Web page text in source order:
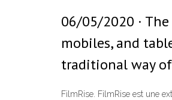
06/05/2020 ·
mobiles, and
traditional way
FilmRise. FilmRise est une